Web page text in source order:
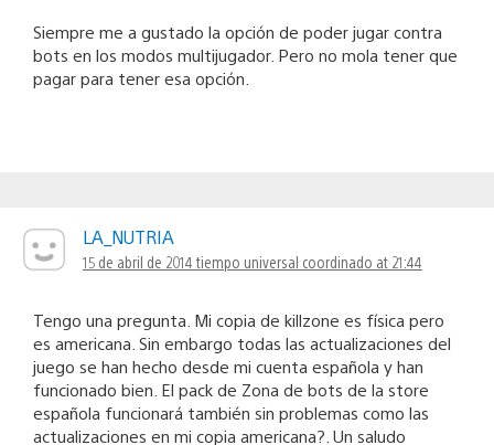
Siempre me a gustado la opción de poder jugar contra
bots en los modos multijugador. Pero no mola tener que
pagar para tener esa opción.
LA_NUTRIA
15 de abril de 2014 tiempo universal coordinado at 21:44
Tengo una pregunta. Mi copia de killzone es física pero
es americana. Sin embargo todas las actualizaciones del
juego se han hecho desde mi cuenta española y han
funcionado bien. El pack de Zona de bots de la store
española funcionará también sin problemas como las
actualizaciones en mi copia americana?. Un saludo